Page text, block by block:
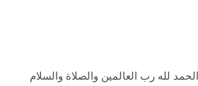
لله رب العالمين والصلاة والسلام